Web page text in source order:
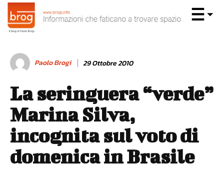
Paolo Brogi 29 Ottobre 2010
La seringuera “verde”
Marina Silva,
incognita sul voto di
domenica in Brasile